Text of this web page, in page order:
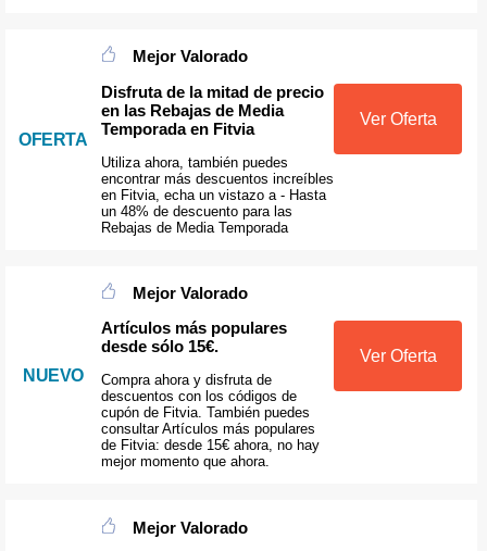
OFERTA
Mejor Valorado
Disfruta de la mitad de precio
en las Rebajas de Media
Temporada en Fitvia
Utiliza ahora, también puedes
encontrar más descuentos increíbles
en Fitvia, echa un vistazo a - Hasta
un 48% de descuento para las
Rebajas de Media Temporada
Ver Oferta
NUEVO
Mejor Valorado
Artículos más populares
desde sólo 15€.
Compra ahora y disfruta de
descuentos con los códigos de
cupón de Fitvia. También puedes
consultar Artículos más populares
de Fitvia: desde 15€ ahora, no hay
mejor momento que ahora.
Ver Oferta
Mejor Valorado